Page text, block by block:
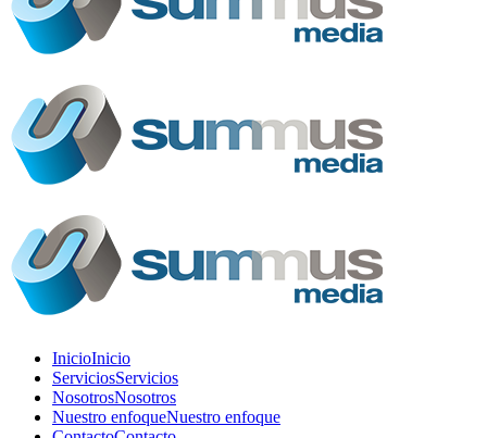
InicioInicio
ServiciosServicios
NosotrosNosotros
Nuestro enfoqueNuestro enfoque